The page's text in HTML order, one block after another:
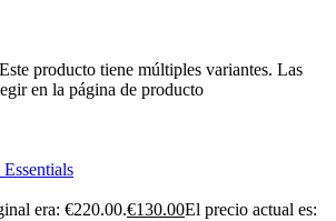
Este producto tiene múltiples variantes. Las
en la página de producto
era: €220.00.€130.00El precio actual es: